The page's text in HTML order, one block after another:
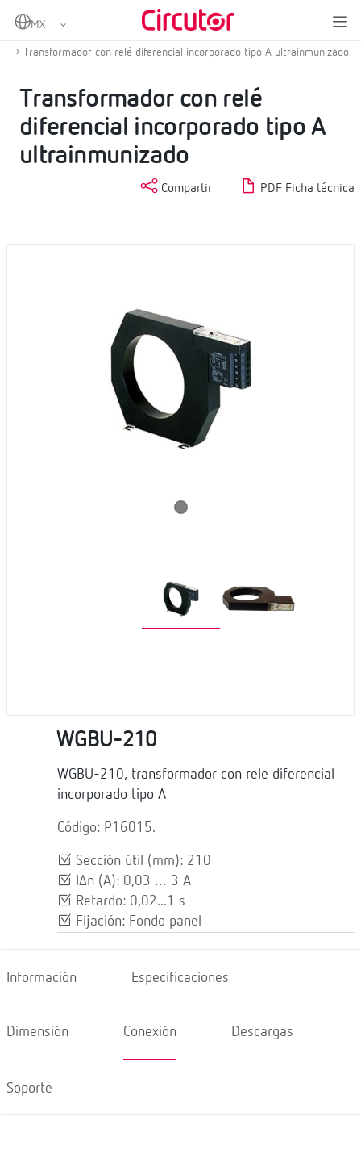
Home
Protección diferencial
Transformador con relé diferencial incorporado tipo A ultrainmunizado
Transformador con relé
diferencial incorporado tipo A
ultrainmunizado
Compartir PDF Ficha técnica
WGBU-210
WGBU-210, transformador con rele diferencial
incorporado tipo A
Código: P16015.
Sección útil (mm): 210
IΔn (A): 0,03 … 3 A
Retardo: 0,02...1 s
Fijación: Fondo panel
Información Especificaciones
Dimensión Conexión Descargas
Soporte